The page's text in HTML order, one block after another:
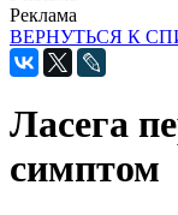
Реклама
ВЕРНУТЬСЯ К
Ласега
симптом